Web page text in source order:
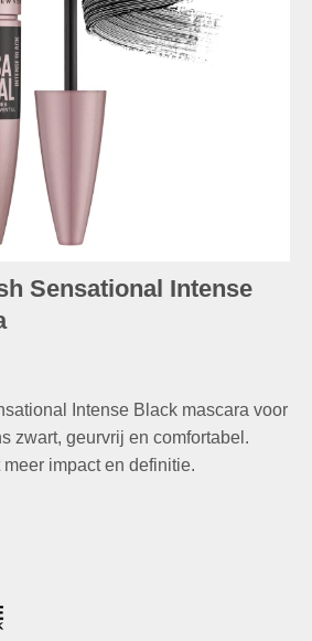
Sensational Intense
Intense Black mascara voor
zwart, geurvrij en comfortabel.
impact en definitie.